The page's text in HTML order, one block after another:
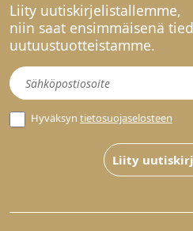
Liity uutiskirjelistallemme,
niin saat ensimmäisenä
uutuustuotteistamme.
Uutiskirje
Hyväksyn tietosuojaselosteen
Liity